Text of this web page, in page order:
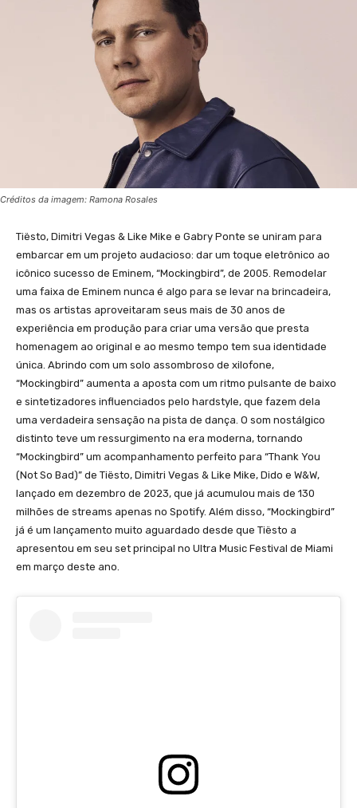
Créditos da imagem: Ramona Rosales
Tiësto, Dimitri Vegas & Like Mike e Gabry Ponte se uniram para
embarcar em um projeto audacioso: dar um toque eletrônico ao
icônico sucesso de Eminem, “Mockingbird”, de 2005. Remodelar
uma faixa de Eminem nunca é algo para se levar na brincadeira,
mas os artistas aproveitaram seus mais de 30 anos de
experiência em produção para criar uma versão que presta
homenagem ao original e ao mesmo tempo tem sua identidade
única. Abrindo com um solo assombroso de xilofone,
“Mockingbird” aumenta a aposta com um ritmo pulsante de baixo
e sintetizadores influenciados pelo hardstyle, que fazem dela
uma verdadeira sensação na pista de dança. O som nostálgico
distinto teve um ressurgimento na era moderna, tornando
“Mockingbird” um acompanhamento perfeito para “Thank You
(Not So Bad)” de Tiësto, Dimitri Vegas & Like Mike, Dido e W&W,
lançado em dezembro de 2023, que já acumulou mais de 130
milhões de streams apenas no Spotify. Além disso, “Mockingbird”
já é um lançamento muito aguardado desde que Tiësto a
apresentou em seu set principal no Ultra Music Festival de Miami
em março deste ano.